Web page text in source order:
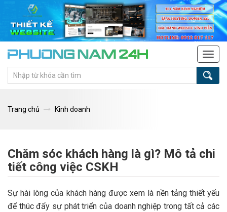
Trang chủ Kinh doanh
Chăm sóc khách hàng là gì? Mô tả chi
tiết công việc CSKH
Sự hài lòng của khách hàng được xem là nền tảng thiết yếu
để thúc đẩy sự phát triển của doanh nghiệp trong tất cả các